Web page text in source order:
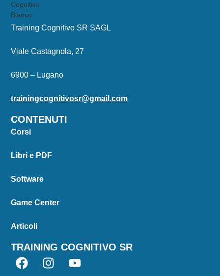
Training Cognitivo SR SAGL
Viale Castagnola, 27
6900 – Lugano
trainingcognitivosr@gmail.com
CONTENUTI
Corsi
Libri e PDF
Software
Game Center
Articoli
TRAINING COGNITIVO SR